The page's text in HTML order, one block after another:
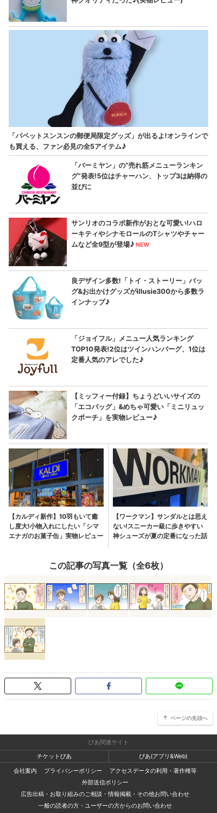
この記事の写真一覧（全6枚）
ページの先頭へ
ぴあ関連サイト
チケットぴあ
ぴあ(アプリ&Web)
会社案内
プライバシーポリシー
アクセスデータの利用・著作権等
外部送信ポリシー
広告出稿・お取り組みのご相談・情報掲載・その他お問い合わせ
一般の読者の方・ユーザーの方からのお問い合わせ